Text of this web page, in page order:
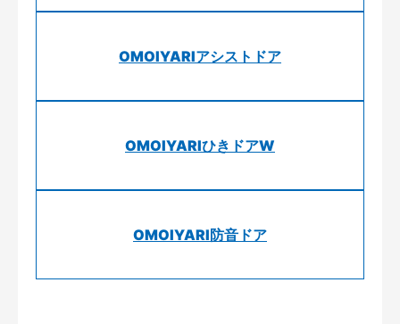
OMOIYARIアシストドア
OMOIYARIひきドアW
OMOIYARI防音ドア